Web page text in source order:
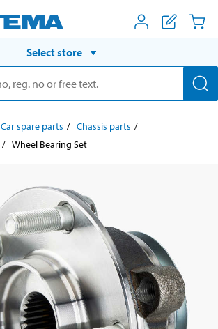
Select store
Car spare parts
Chassis parts
Wheel Bearing Set